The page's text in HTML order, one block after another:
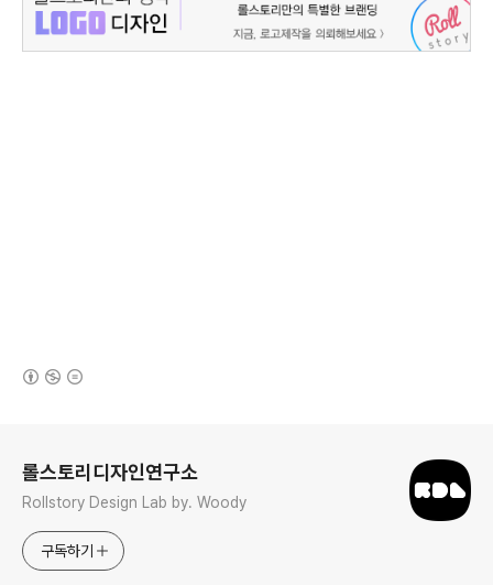
롤스토리디자인연구소
Rollstory Design Lab by. Woody
구독하기